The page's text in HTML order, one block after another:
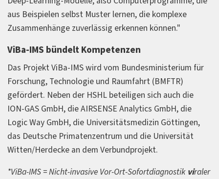
aus Beispielen selbst Muster lernen, die komplexe
Zusammenhänge zuverlässig erkennen können."
ViBa-IMS bündelt Kompetenzen
Das Projekt ViBa-IMS wird vom Bundesministerium für
Forschung, Technologie und Raumfahrt (BMFTR)
gefördert. Neben der HSHL beteiligen sich auch die
ION-GAS GmbH, die AIRSENSE Analytics GmbH, die
Logic Way GmbH, die Universitätsmedizin Göttingen,
das Deutsche Primatenzentrum und die Universität
Witten/Herdecke an dem Verbundprojekt.
*ViBa-IMS = Nicht-invasive Vor-Ort-Sofortdiagnostik viraler